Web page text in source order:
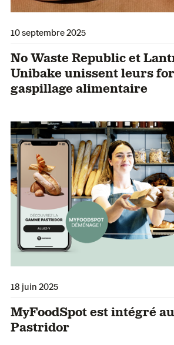
10 septembre 2025
No Waste Republic et
Unibake unissent leurs
gaspillage alimentaire
18 juin 2025
MyFoodSpot est intégré
Pastridor